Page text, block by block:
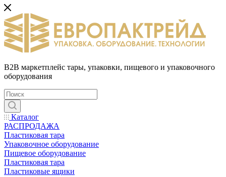
B2B маркетплейс тары, упаковки, пищевого и упаковочного
оборудования
Каталог
РАСПРОДАЖА
Пластиковая тара
Упаковочное оборудование
Пищевое оборудование
Пластиковая тара
Пластиковые ящики